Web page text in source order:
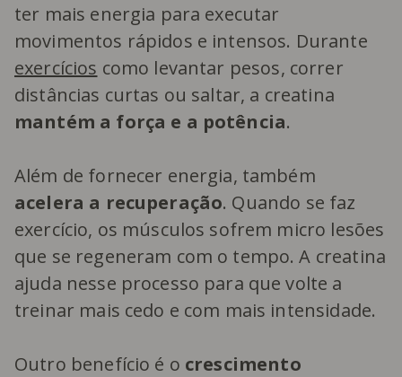
ter mais energia para executar
movimentos rápidos e intensos. Durante
exercícios como levantar pesos, correr
distâncias curtas ou saltar, a creatina
mantém a força e a potência.
Além de fornecer energia, também
acelera a recuperação. Quando se faz
exercício, os músculos sofrem micro lesões
que se regeneram com o tempo. A creatina
ajuda nesse processo para que volte a
treinar mais cedo e com mais intensidade.
Outro benefício é o crescimento